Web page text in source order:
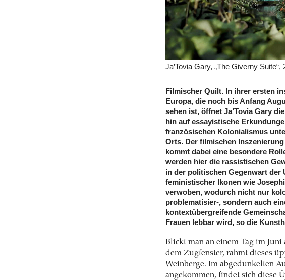
Ja’Tovia Gary, „The Giverny Suite“,
Filmischer Quilt. In ihrer ersten
Europa, die noch bis Anfang
sehen ist, öffnet Ja’Tovia Gary
hin auf essayistische
französischen Kolonialismus
Orts. Der filmischen
kommt dabei eine besondere
werden hier die rassistischen
in der politischen Gegenwart der
feministischer Ikonen wie
verwoben, wodurch nicht nur
problematisier-, sondern auch
kontextübergreifende
Frauen lebbar wird, so die
Blickt man an einem Tag im
dem Zugfenster, rahmt dieses
Weinberge. Im abgedunkelten
angekommen, findet sich diese